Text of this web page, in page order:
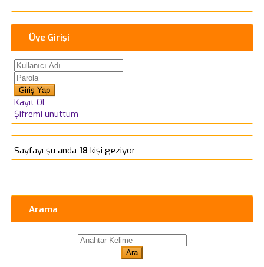
Üye Girişi
Kayıt Ol
Şifremi unuttum
Sayfayı şu anda 18 kişi geziyor
Arama